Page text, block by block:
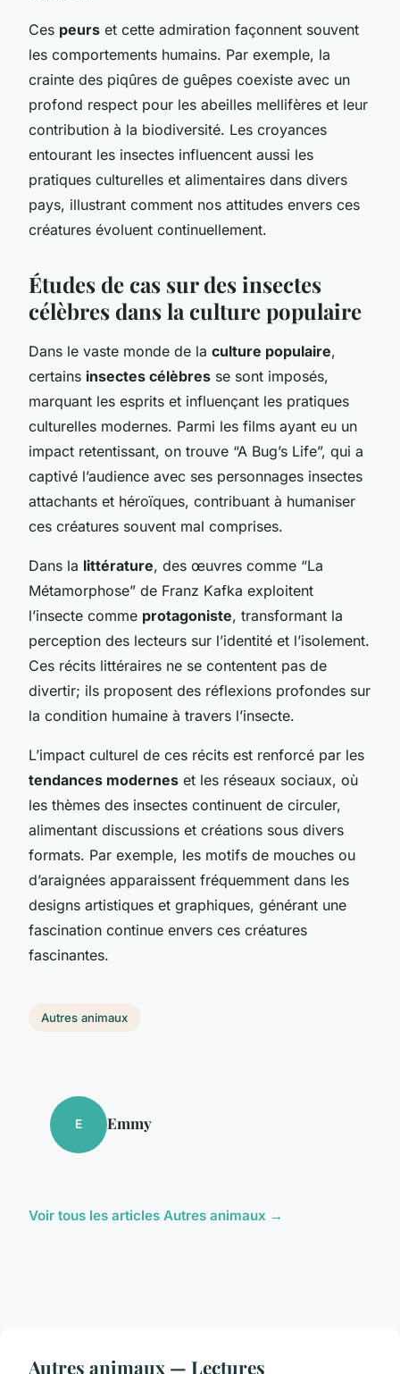
Ces peurs et cette admiration façonnent souvent
les comportements humains. Par exemple, la
crainte des piqûres de guêpes coexiste avec un
profond respect pour les abeilles mellifères et leur
contribution à la biodiversité. Les croyances
entourant les insectes influencent aussi les
pratiques culturelles et alimentaires dans divers
pays, illustrant comment nos attitudes envers ces
créatures évoluent continuellement.
Études de cas sur des insectes
célèbres dans la culture populaire
Dans le vaste monde de la culture populaire,
certains insectes célèbres se sont imposés,
marquant les esprits et influençant les pratiques
culturelles modernes. Parmi les films ayant eu un
impact retentissant, on trouve “A Bug’s Life”, qui a
captivé l’audience avec ses personnages insectes
attachants et héroïques, contribuant à humaniser
ces créatures souvent mal comprises.
Dans la littérature, des œuvres comme “La
Métamorphose” de Franz Kafka exploitent
l’insecte comme protagoniste, transformant la
perception des lecteurs sur l’identité et l’isolement.
Ces récits littéraires ne se contentent pas de
divertir; ils proposent des réflexions profondes sur
la condition humaine à travers l’insecte.
L’impact culturel de ces récits est renforcé par les
tendances modernes et les réseaux sociaux, où
les thèmes des insectes continuent de circuler,
alimentant discussions et créations sous divers
formats. Par exemple, les motifs de mouches ou
d’araignées apparaissent fréquemment dans les
designs artistiques et graphiques, générant une
fascination continue envers ces créatures
fascinantes.
Autres animaux
E Emmy
Voir tous les articles Autres animaux →
Autres animaux — Lectures